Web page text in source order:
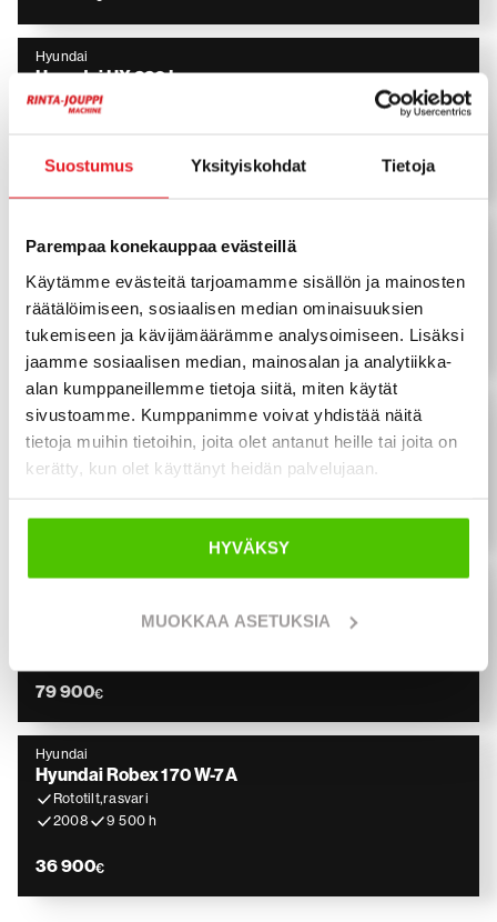
Suostumus Yksityiskohdat Tietoja
Parempaa konekauppaa evästeillä
Käytämme evästeitä tarjoamamme sisällön ja mainosten
räätälöimiseen, sosiaalisen median ominaisuuksien
tukemiseen ja kävijämäärämme analysoimiseen. Lisäksi
jaamme sosiaalisen median, mainosalan ja analytiikka-
alan kumppaneillemme tietoja siitä, miten käytät
sivustoamme. Kumppanimme voivat yhdistää näitä
tietoja muihin tietoihin, joita olet antanut heille tai joita on
kerätty, kun olet käyttänyt heidän palvelujaan.
HYVÄKSY
MUOKKAA ASETUKSIA
Hyundai
Hyundai HX 220 L
Pyörittäjä, Leica 3D, Rasvari, Ym!
78 900€
Hyundai HW 65
Engcon, Pihdit, Rasvari, Lämmitin
89 500€
Hyundai HX 130
Kallistaja, Metsävarusteltu, Uudet ketjut
2018
4 762 h
74 900€
Hyundai
Pyörittäjä, Rasvari, Lämmitin, kauha
79 900€
Hyundai
Hyundai Robex 170 W-7A
Rototilt,rasvari
2008
9 500 h
36 900€